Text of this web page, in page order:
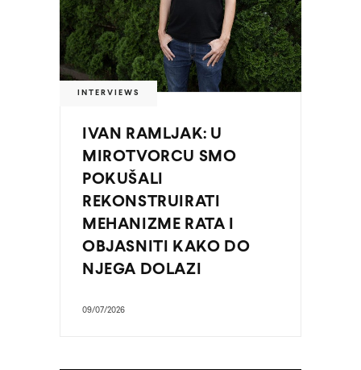
INTERVIEWS
IVAN RAMLJAK: U
MIROTVORCU SMO
POKUŠALI
REKONSTRUIRATI
MEHANIZME RATA I
OBJASNITI KAKO DO
NJEGA DOLAZI
09/07/2026